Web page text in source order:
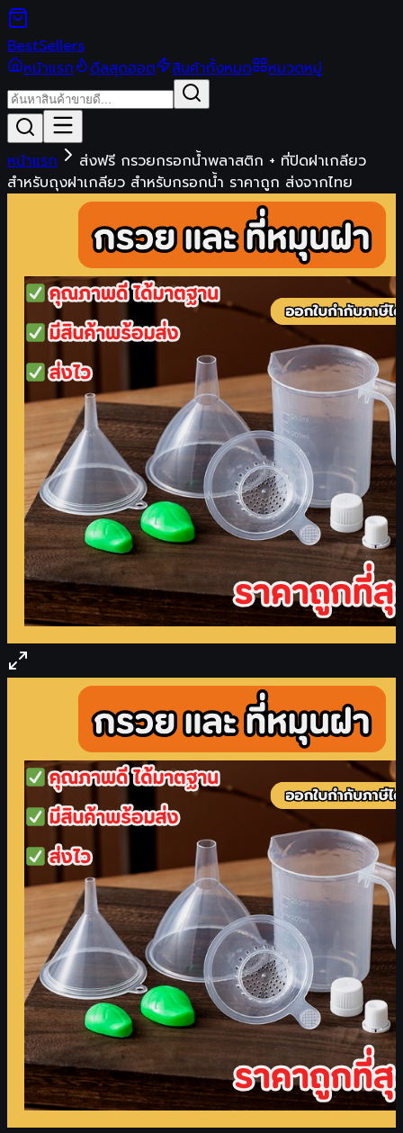
BestSellers
หน้าแรก
ดีลสุดฮอต สินค้าทั้งหมด หมวดหมู่
หน้าแรก
ส่งฟรี กรวยกรอกน้ำพลาสติก + ที่ปิดฝาเกลียว
สำหรับถุงฝาเกลียว สำหรับกรอกน้ำ ราคาถูก ส่งจากไทย